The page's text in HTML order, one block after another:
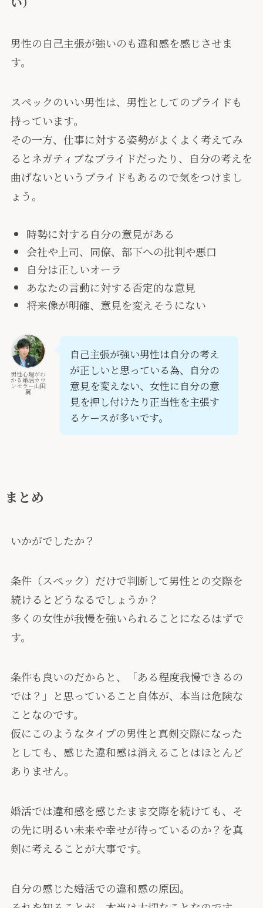
男性の自己主張が強いのも違和感を感じさせま
す。
スペックのいい男性は、男性としてのプライドも
持っています。
その一方、仕事に対する姿勢がよくよく考えてみ
るとネガティブなプライドだったり、自分の考えを
曲げないというプライドもあるので気をつけまし
ょう。
時勢に対する自分の意見がある
会社や上司、同僚、部下への批判や悪口
自分は正しいオーラ
あなたの言動に対する否定的な意見
将来像が明確、意見を変えそうにない
男性心理がわ
かる婚活カウ
ンセラー山田
翼
自己主張が強い男性は自分の考え
が正しいと思っている為、自分の
意見を変えない、女性に自分の意
見を押し付けたり正当性を主張す
るケースが多いです。
まとめ
いかがでしたか？
条件（スペック）だけで判断して男性との交際を
続けるとどうなるでしょうか？
多くの女性が我慢を強いられることになるはずで
す。
条件も良いのだからと、「ある程度我慢できるの
では？」と思っていること自体が、本当は危険な
ことなのです。
仮にこのようなタイプの男性と真剣交際になった
としても、感じた違和感は消えることはほとんど
ありません。
婚活では違和感を感じたまま交際を続けても、そ
の先に明るい未来や幸せが待っているのか？を真
剣に考えることが大事です。
自分の感じた婚活での違和感の原因。